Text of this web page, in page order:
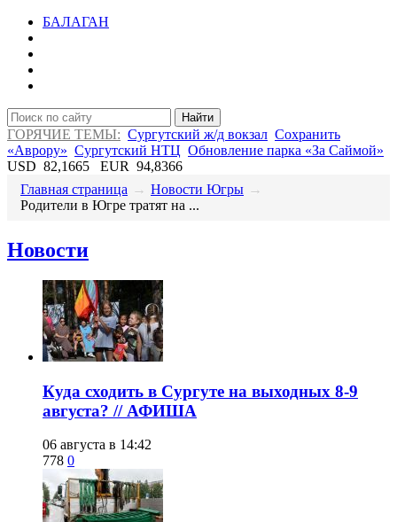
БАЛАГАН
Найти
ГОРЯЧИЕ ТЕМЫ: Сургутский ж/д вокзал Сохранить
«Аврору» Сургутский НТЦ Обновление парка «За Саймой»
USD 82,1665 EUR 94,8366
Главная страница → Новости Югры →
Родители в Югре тратят на ...
Новости
​Куда сходить в Сургуте на выходных 8-9
августа? // АФИША
06 августа в 14:42
778 0